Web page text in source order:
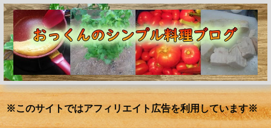
※このサイトではアフィリエイト広告を利用しています※